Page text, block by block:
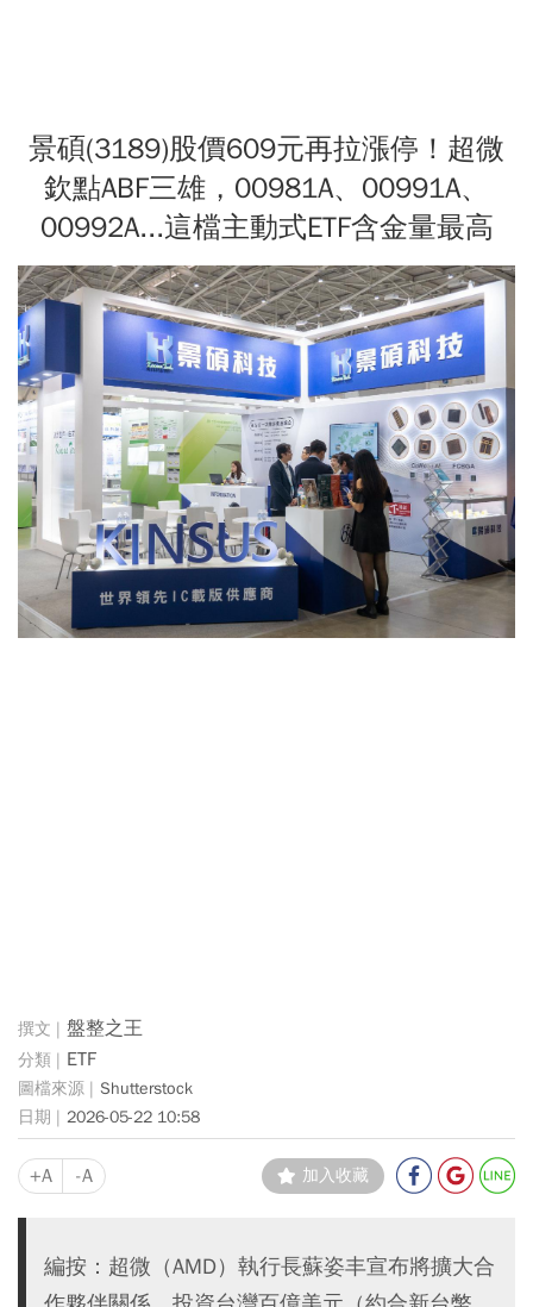
景碩(3189)股價609元再拉漲停！超微
欽點ABF三雄，00981A、00991A、
00992A...這檔主動式ETF含金量最高
盤整之王
ETF
Shutterstock
2026-05-22 10:58
+A -A 加入收藏
編按：超微（AMD）執行長蘇姿丰宣布將擴大合